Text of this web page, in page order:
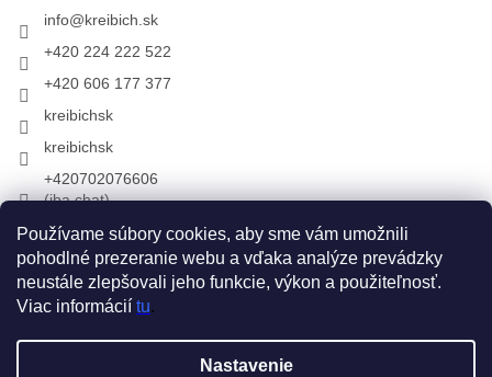
Používame súbory cookies, aby sme vám umožnili
pohodlné prezeranie webu a vďaka analýze prevádzky
neustále zlepšovali jeho funkcie, výkon a použiteľnosť.
Viac informácií tu.
Nastavenie
info@kreibich.sk
+420 224 222 522
+420 606 177 377
kreibichsk
kreibichsk
+420702076606
(iba chat)
Prijímame online platby